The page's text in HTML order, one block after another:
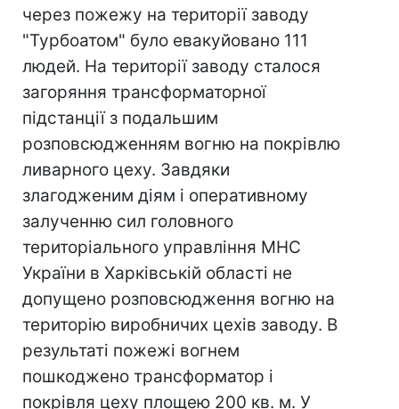
через пожежу на території заводу
"Турбоатом" було евакуйовано 111
людей. На території заводу сталося
загоряння трансформаторної
підстанції з подальшим
розповсюдженням вогню на покрівлю
ливарного цеху. Завдяки
злагодженим діям і оперативному
залученню сил головного
територіального управління МНС
України в Харківській області не
допущено розповсюдження вогню на
територію виробничих цехів заводу. В
результаті пожежі вогнем
пошкоджено трансформатор і
покрівля цеху площею 200 кв. м. У